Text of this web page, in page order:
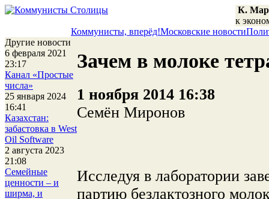
К.
к
Коммунисты, вперёд!Московские новости
Другие новости
6 февраля 2021
23:17
Канал «Простые
числа»
25 января 2024
16:41
Казахстан:
забастовка в West
Oil Software
2 августа 2023
21:08
Семейные
ценности – и
ширма, и
Зачем в молоке
1 ноября 2014 16:38
Семён Миронов
Исследуя в лаборатории
партию безлактозного